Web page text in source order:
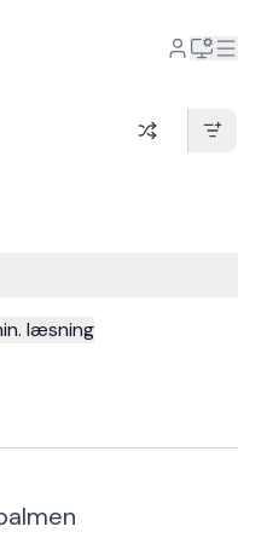
læsning